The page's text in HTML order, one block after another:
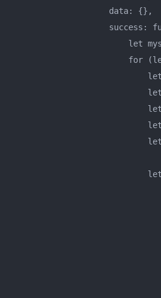
                    data: {},
success:
let
for